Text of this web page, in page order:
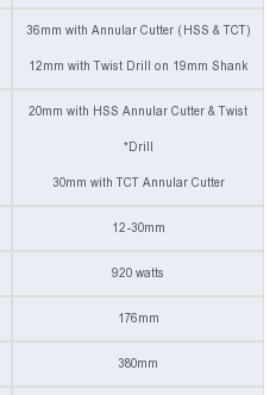
36mm with Annular Cutter (HSS & TCT)
12mm with Twist Drill on 19mm Shank
20mm with HSS Annular Cutter & Twist
Drill*
30mm with TCT Annular Cutter
12-30mm
920 watts
176mm
380mm